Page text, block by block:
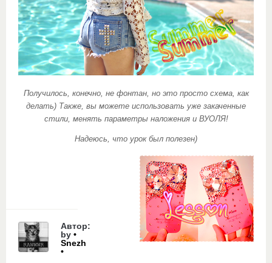
Получилось, конечно, не фонтан, но это просто схема, как
делать) Также, вы можете использовать уже закаченные
стили, менять параметры наложения и ВУОЛЯ!
Надеюсь, что урок был полезен)
Автор:
by •
Snezh
•